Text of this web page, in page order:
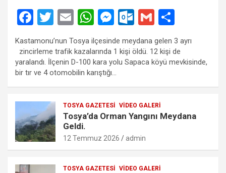
F
ce
b
o
o
k
T
wi
tt
er
E
ail
W
at
s
A
p
M
es
se
n
g
er
O
ut
lo
o
o
G
m
ail
h
ar
e
Kastamonu’nun Tosya ilçesinde meydana gelen 3 ayrı
zincirleme trafik kazalarında 1 kişi öldü. 12 kişi de
yaralandı. İlçenin D-100 kara yolu Sapaca köyü mevkisinde,
bir tır ve 4 otomobilin karıştığı…
TOSYA GAZETESI VIDEO GALERI
Tosya’da Orman Yangını Meydana
Geldi.
12 Temmuz 2026 admin
TOSYA GAZETESI VIDEO GALERI